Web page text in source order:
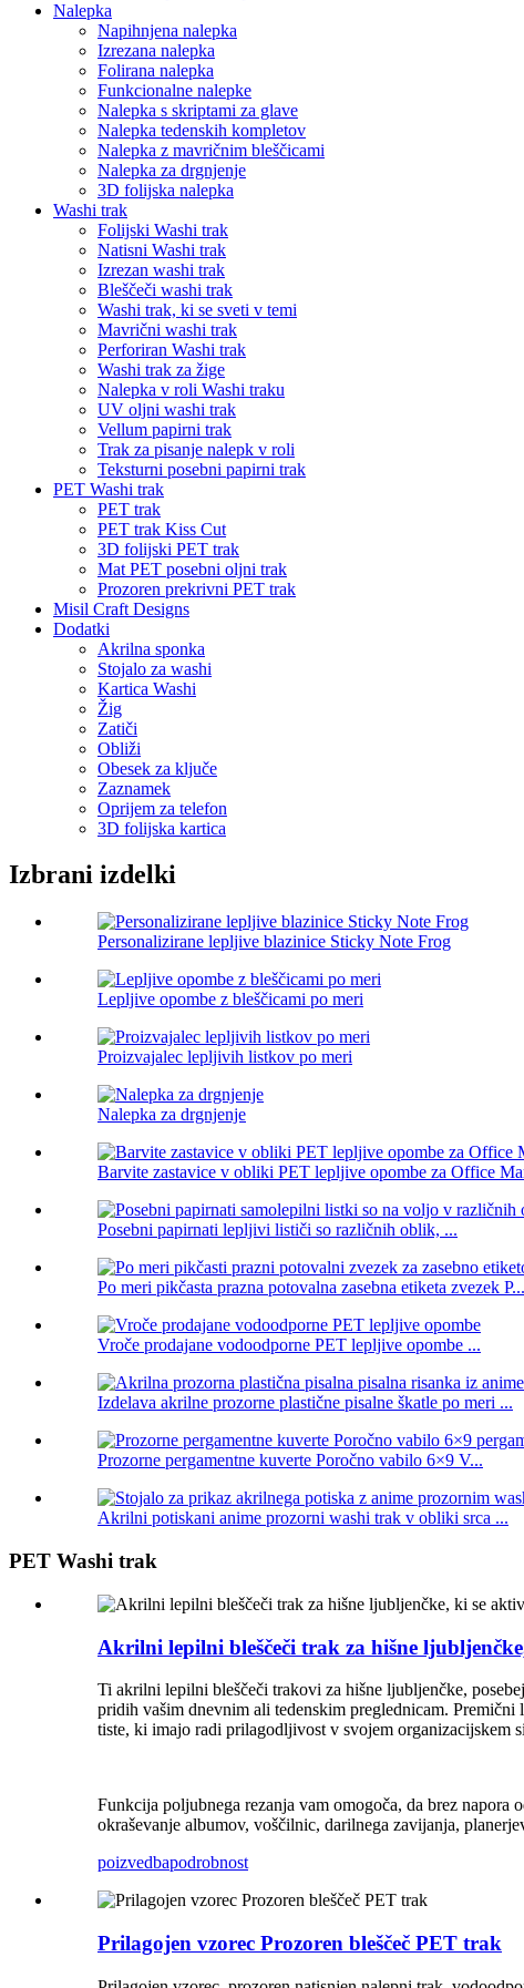
Nalepka
Napihnjena nalepka
Izrezana nalepka
Folirana nalepka
Funkcionalne nalepke
Nalepka s skriptami za glave
Nalepka tedenskih kompletov
Nalepka z mavričnim bleščicami
Nalepka za drgnjenje
3D folijska nalepka
Washi trak
Folijski Washi trak
Natisni Washi trak
Izrezan washi trak
Bleščeči washi trak
Washi trak, ki se sveti v temi
Mavrični washi trak
Perforiran Washi trak
Washi trak za žige
Nalepka v roli Washi traku
UV oljni washi trak
Vellum papirni trak
Trak za pisanje nalepk v roli
Teksturni posebni papirni trak
PET Washi trak
PET trak
PET trak Kiss Cut
3D folijski PET trak
Mat PET posebni oljni trak
Prozoren prekrivni PET trak
Misil Craft Designs
Dodatki
Akrilna sponka
Stojalo za washi
Kartica Washi
Žig
Zatiči
Obliži
Obesek za ključe
Zaznamek
Oprijem za telefon
3D folijska kartica
Izbrani izdelki
Personalizirane lepljive blazinice Sticky Note Frog
Lepljive opombe z bleščicami po meri
Proizvajalec lepljivih listkov po meri
Nalepka za drgnjenje
Barvite zastavice v obliki PET lepljive opombe za Office
Posebni papirnati lepljivi lističi so različnih oblik, ...
Po meri pikčasta prazna potovalna zasebna etiketa zvezek P...
Vroče prodajane vodoodporne PET lepljive opombe ...
Izdelava akrilne prozorne plastične pisalne škatle po meri ...
Prozorne pergamentne kuverte Poročno vabilo 6×9 V...
Akrilni potiskani anime prozorni washi trak v obliki srca ...
PET Washi trak
Akrilni lepilni bleščeči trak za hišne
Ti akrilni lepilni bleščeči trakovi za hišne ljubljenčke,
pridih vašim dnevnim ali tedenskim preglednicam.
tiste, ki imajo radi prilagodljivost v svojem organizacijskem
Funkcija poljubnega rezanja vam omogoča, da brez napora
okraševanje albumov, voščilnic, darilnega zavijanja,
poizvedbapodrobnost
Prilagojen vzorec Prozoren bleščeč PET trak